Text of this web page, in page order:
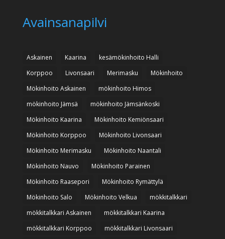
Avainsanapilvi
Askainen Kaarina
kesämökinhoito Halli
Korppoo
Livonsaari Merimasku
Mökinhoito
Mökinhoito Askainen
mökinhoito Himos
mökinhoito Jämsä
mökinhoito Jämsänkoski
Mökinhoito Kaarina
Mökinhoito Kemiönsaari
Mökinhoito Korppoo
Mökinhoito Livonsaari
Mökinhoito Merimasku
Mökinhoito Naantali
Mökinhoito Nauvo
Mökinhoito Parainen
Mökinhoito Raasepori
Mökinhoito Rymättylä
Mökinhoito Salo
Mökinhoito Velkua
mökkitalkkari
mökkitalkkari Askainen
mökkitalkkari Kaarina
mökkitalkkari Korppoo
mökkitalkkari Livonsaari